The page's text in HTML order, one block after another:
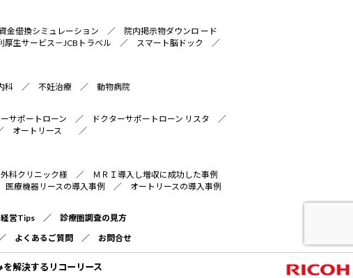
金借換シミュレーション ／ 院内掲示物ダウンロ ード
厚生サービス－JCBトラベル ／ スマート脳ドック ／
科 ／ 不妊治療 ／ 動物病院
サポートローン ／ ドクターサポートローン リスタ ／
オートリース ／
科クリニック様 ／
ＭＲＩ導入し増収に成功した事例
医療機器リースの導入事例 ／ オートリースの導入事例
営Tips ／ 診療圏調査の見方
よくあるご質問 ／ お問合せ
解決するリコーリース